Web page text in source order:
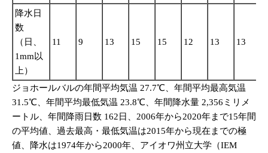
降水日
数
（日、
1mm以
上）
11 9 13 15 15 12 13 13
ジョホールバルの年間平均気温 27.7℃、年間平均最高気温
31.5℃、年間平均最低気温 23.8℃、年間降水量 2,356ミリメ
ートル、年間降雨日数 162日、2006年から2020年まで15年間
の平均値、過去最高・最低気温は2015年から現在までの極
値、降水は1974年から2000年、アイオワ州立大学（IEM